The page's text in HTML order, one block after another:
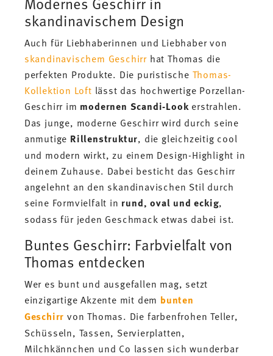
skandinavischem Design
Auch für Liebhaberinnen und Liebhaber von
skandinavischem Geschirr hat Thomas die
perfekten Produkte. Die puristische Thomas-
Kollektion Loft lässt das hochwertige Porzellan-
Geschirr im modernen Scandi-Look erstrahlen.
Das junge, moderne Geschirr wird durch seine
anmutige Rillenstruktur, die gleichzeitig cool
und modern wirkt, zu einem Design-Highlight in
deinem Zuhause. Dabei besticht das Geschirr
angelehnt an den skandinavischen Stil durch
seine Formvielfalt in rund, oval und eckig,
sodass für jeden Geschmack etwas dabei ist.
Buntes Geschirr: Farbvielfalt von
Thomas entdecken
Wer es bunt und ausgefallen mag, setzt
einzigartige Akzente mit dem bunten
Geschirr von Thomas. Die farbenfrohen Teller,
Schüsseln, Tassen, Servierplatten,
Milchkännchen und Co lassen sich wunderbar